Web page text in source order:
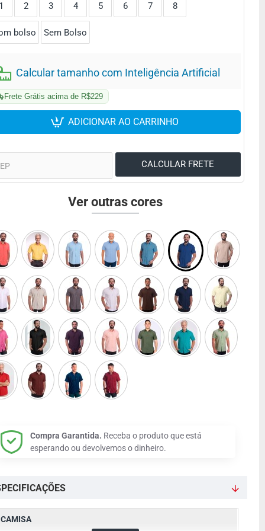
Frete Grátis acima de R$229
Calcular tamanho com Inteligência Artificial
2 3 4 5 6 7 8
bolso Sem Bolso
ADICIONAR AO CARRINHO
CAMISA
Compra Garantida. Receba o produto que está
esperando ou devolvemos o dinheiro.
Ver outras cores